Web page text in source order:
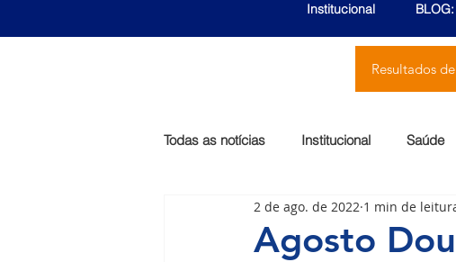
Institucional
Resultados
Todas as notícias Institucional Saúde
São Bernardo Egas Moniz
Agosto
2 de ago. de 2022 1 min de